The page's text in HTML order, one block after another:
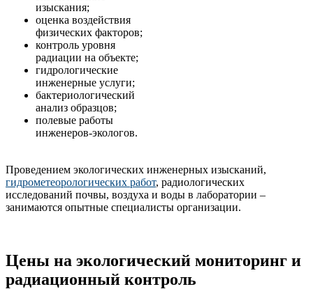
изыскания;
оценка воздействия
физических факторов;
контроль уровня
радиации на объекте;
гидрологические
инженерные услуги;
бактериологический
анализ образцов;
полевые работы
инженеров-экологов.
Проведением экологических инженерных изысканий,
гидрометеорологических работ, радиологических
исследований почвы, воздуха и воды в лаборатории –
занимаются опытные специалисты организации.
Цены на экологический мониторинг и
радиационный контроль